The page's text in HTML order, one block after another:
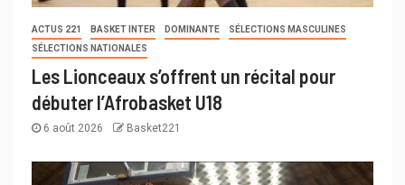
ACTUS 221 BASKET INTER DOMINANTE
SÉLECTIONS MASCULINES
SÉLECTIONS NATIONALES
Les Lionceaux s’offrent un récital pour
débuter l’Afrobasket U18
6 août 2026 Basket221